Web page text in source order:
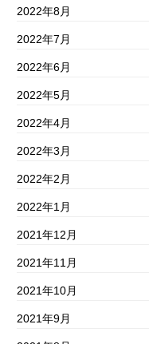
2022年8月
2022年7月
2022年6月
2022年5月
2022年4月
2022年3月
2022年2月
2022年1月
2021年12月
2021年11月
2021年10月
2021年9月